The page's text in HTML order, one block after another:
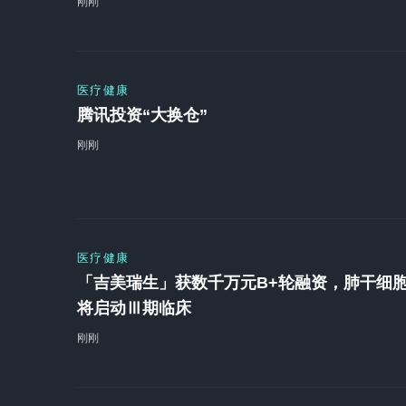
医疗健康
腾讯投资“大换仓”
刚刚
医疗健康
「吉美瑞生」获数千万元B+轮融资，肺干细
将启动Ⅲ期临床
刚刚